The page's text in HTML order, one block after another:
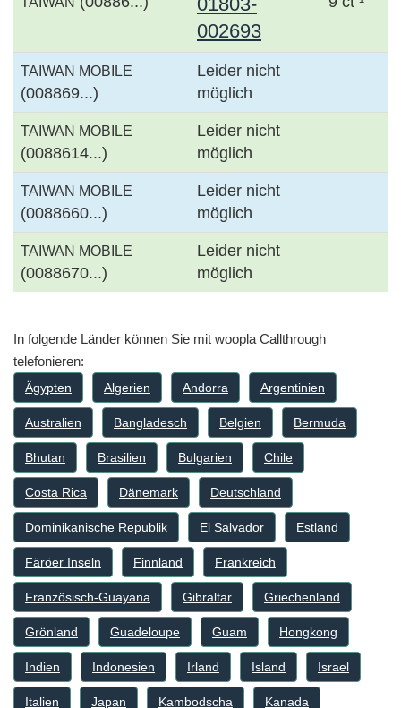
002693
TAIWAN MOBILE
(008869...)
Leider nicht
möglich
TAIWAN MOBILE
(0088614...)
Leider nicht
möglich
TAIWAN MOBILE
(0088660...)
Leider nicht
möglich
TAIWAN MOBILE
(0088670...)
Leider nicht
möglich
In folgende Länder können Sie mit woopla Callthrough
telefonieren:
Ägypten Algerien Andorra Argentinien
Australien Bangladesch Belgien Bermuda
Bhutan Brasilien Bulgarien Chile
Costa Rica Dänemark Deutschland
Dominikanische Republik El Salvador Estland
Färöer Inseln Finnland Frankreich
Französisch-Guayana Gibraltar Griechenland
Grönland Guadeloupe Guam Hongkong
Indien Indonesien Irland Island Israel
Italien Japan Kambodscha Kanada